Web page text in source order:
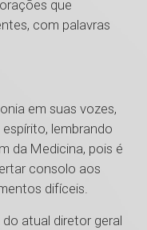
que
com palavras
em suas vozes,
lembrando
da Medicina, pois é
consolo aos
difíceis.
atual diretor geral